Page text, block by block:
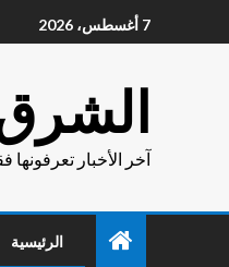
7 أغسطس، 2026
آخر الأخبار
الرئيسية